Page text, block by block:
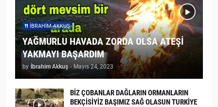
İBRAHIM AKKUŞ
YAĞMURLU HAVADA ZORDA OLSA ATEŞİ
YAKMAYI BAŞARDIM
by İbrahim Akkuş - Mayıs 24, 2023
BİZ ÇOBANLAR DAĞLARIN ORMANLARIN
BEKÇİSİYİZ BAŞIMIZ SAĞ OLASUN TURKİYE